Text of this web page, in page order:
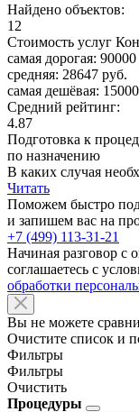
Найдено объектов:
12
Стоимость услуг
самая дорогая:
средняя: 28647 руб.
самая дешёвая:
Средний рейтинг:
4.87
Подготовка к
по назначению
В каких случая
Читать
Поможем быстро
и запишем вас на
+7 (499) 113-31-21
Начиная разговор с
соглашаетесь с
обработки
Вы не можете
Очистите список и
Фильтры
Фильтры
Очистить
Процедуры